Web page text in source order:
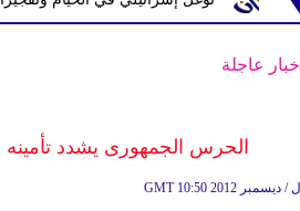
أخبار عاجلة
الحرس الجمهورى يشدد تأمينه
GMT